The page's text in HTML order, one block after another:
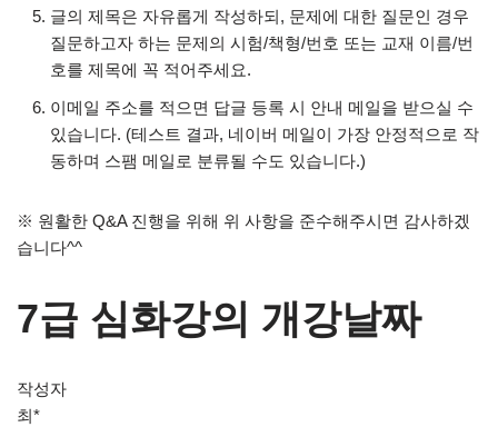
글의 제목은 자유롭게 작성하되, 문제에 대한 질문인 경우
질문하고자 하는 문제의 시험/책형/번호 또는 교재 이름/번
호를 제목에 꼭 적어주세요.
이메일 주소를 적으면 답글 등록 시 안내 메일을 받으실 수
있습니다. (테스트 결과, 네이버 메일이 가장 안정적으로 작
동하며 스팸 메일로 분류될 수도 있습니다.)
※ 원활한 Q&A 진행을 위해 위 사항을 준수해주시면 감사하겠
습니다^^
7급 심화강의 개강날짜
작성자
최*